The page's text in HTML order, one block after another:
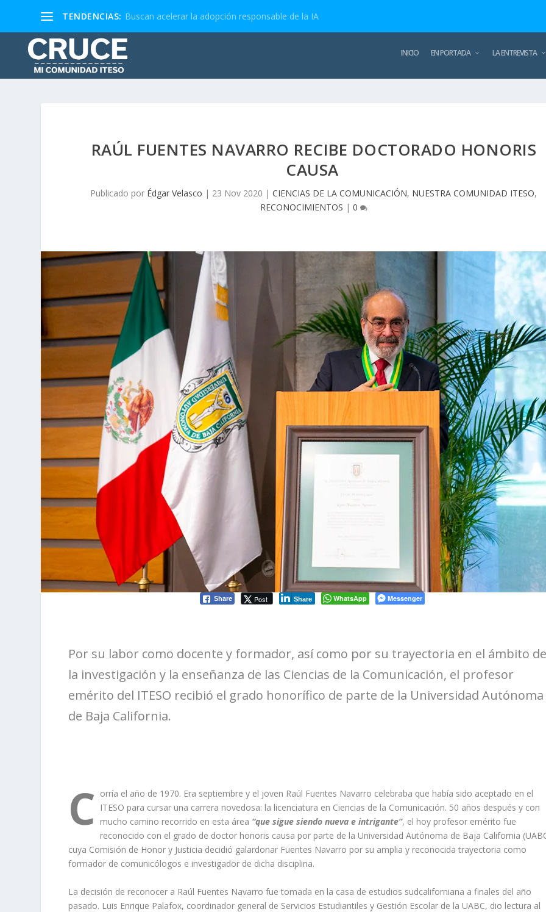
TENDENCIAS: Buscan acelerar la adopción responsable de la IA
INICIO EN PORTADA LA ENTREVISTA
RAÚL FUENTES NAVARRO RECIBE DOCTORADO HONORIS
CAUSA
Publicado por Édgar Velasco | 23 Nov 2020 |CIENCIAS DE LA COMUNICACIÓN, NUESTRA COMUNIDAD ITESO,
RECONOCIMIENTOS | 0
Share Post Share WhatsApp Messenger
Por su labor como docente y formador, así como por su trayectoria en el ámbito de
la investigación y la enseñanza de las Ciencias de la Comunicación, el profesor
emérito del ITESO recibió el grado honorífico de parte de la Universidad Autónoma
de Baja California.
C orría el año de 1970. Era septiembre y el joven Raúl Fuentes Navarro celebraba que había sido aceptado en el
ITESO para cursar una carrera novedosa: la licenciatura en Ciencias de la Comunicación. 50 años después y con
mucho camino recorrido en esta área “que sigue siendo nueva e intrigante”, el hoy profesor emérito fue
reconocido con el grado de doctor honoris causa por parte de la Universidad Autónoma de Baja California
cuya Comisión de Honor y Justicia decidió galardonar Fuentes Navarro por su amplia y reconocida trayectoria como
formador de comunicólogos e investigador de dicha disciplina.
La decisión de reconocer a Raúl Fuentes Navarro fue tomada en la casa de estudios sudcaliforniana a finales del año
pasado. Luis Enrique Palafox, coordinador general de Servicios Estudiantiles y Gestión Escolar de la UABC, dio lectura al